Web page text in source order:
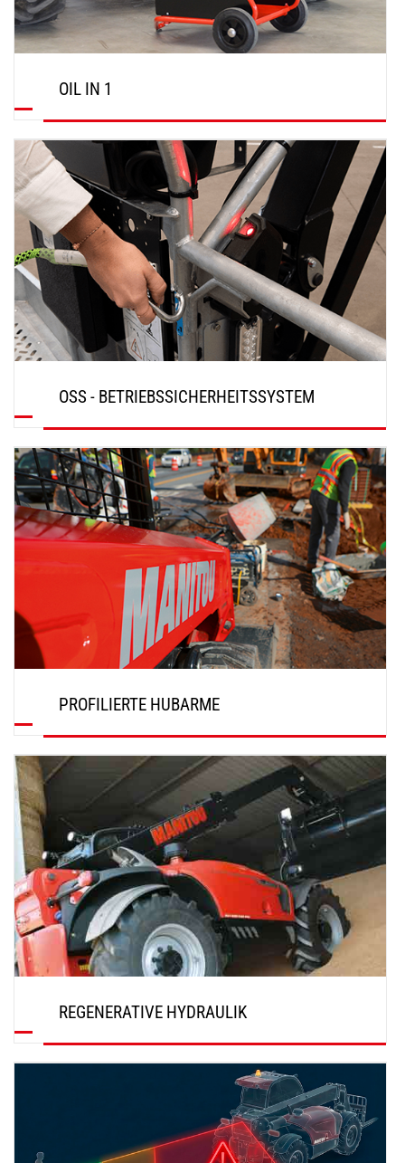
OIL IN 1
ENTDECKEN
OSS - BETRIEBSSICHERHEITSSYSTEM
ENTDECKEN
PROFILIERTE HUBARME
ENTDECKEN
REGENERATIVE HYDRAULIK
ENTDECKEN